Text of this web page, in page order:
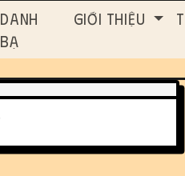
and
Danh
Bạ
Giới Thiệu